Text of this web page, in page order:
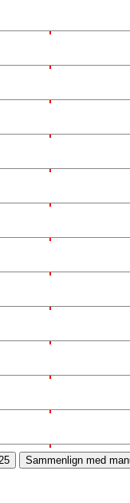
Sammenlign med